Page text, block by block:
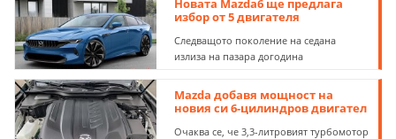
Новата Mazda6 ще предлага
избор от 5 двигателя
Следващото поколение на седана
излиза на пазара догодина
Mazda добавя мощност на
новия си 6-цилиндров двигател
Очаква се, че 3,3-литровият турбомотор